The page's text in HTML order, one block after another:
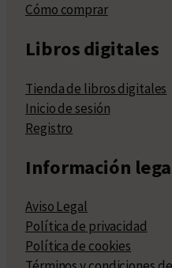
Cómo comprar
Libros digitales
Tienda de libros digitales
Inicio de sesión
Registro
Información
Aviso Legal
Política de privacidad
Política de cookies